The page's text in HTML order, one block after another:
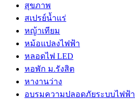
สุขภาพ
สเปรย์น้ำแร่
หญ้าเทียม
หม้อแปลงไฟฟ้า
หลอดไฟ LED
หอพัก ม.รังสิต
หางานว่าง
อบรมความปลอดภัยระบบไฟฟ้า